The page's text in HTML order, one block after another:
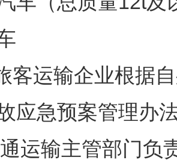
客运输企业根据
应急预案管理办
运输主管部门负